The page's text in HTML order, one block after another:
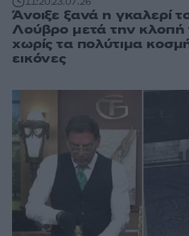
Άνοιξε ξανά η γκαλερί
Λούβρο μετά την κλοπή
χωρίς τα πολύτιμα
εικόνες